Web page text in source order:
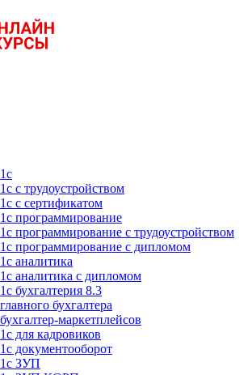
с трудоустройством
с сертификатом
программирование
программирование с трудоустройством
программирование с дипломом
аналитика
аналитика с дипломом
бухгалтерия 8.3
бухгалтера
маркетплейсов
для кадровиков
документооборот
ЗУП